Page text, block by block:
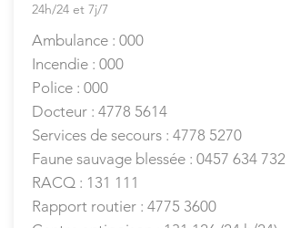
24h/24 et 7j/7
Ambulance : 000
Incendie : 000
Police : 000
Docteur : 4778 5614
Services de secours : 4778 5270
Faune sauvage blessée : 0457 634 732
RACQ : 131 111
Rapport routier : 4775 3600